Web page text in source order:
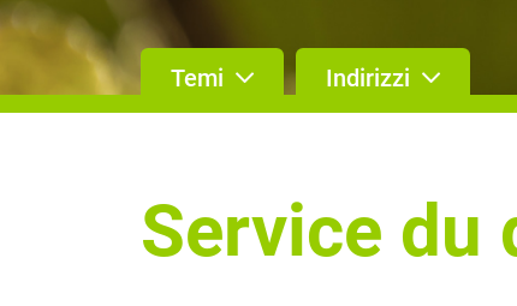
Temi Indirizzi
Service du